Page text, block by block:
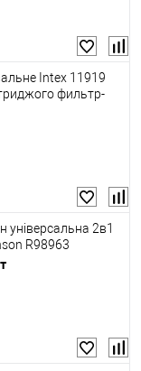
Intex 11919
фильтр-
до: Intex
універсальна 2в1
R98963